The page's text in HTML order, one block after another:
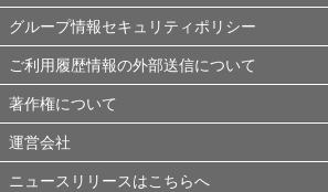
グループ情報セキュリティポリシー
ご利用履歴情報の外部送信について
著作権について
運営会社
ニュースリリースはこちらへ